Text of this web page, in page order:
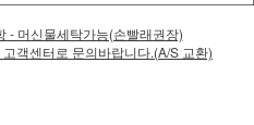
- 머신물세탁가능(손빨래권장)
객센터로 문의바랍니다.(A/S 교환)